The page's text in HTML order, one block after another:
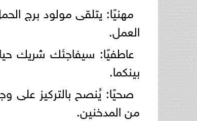
مهنيًا: يتلقى مولود برج
العمل.
عاطفيًا: سيفاجئك شريك
بينكما.
صحيًا: يُنصح بالتركيز على
من المدخنين.